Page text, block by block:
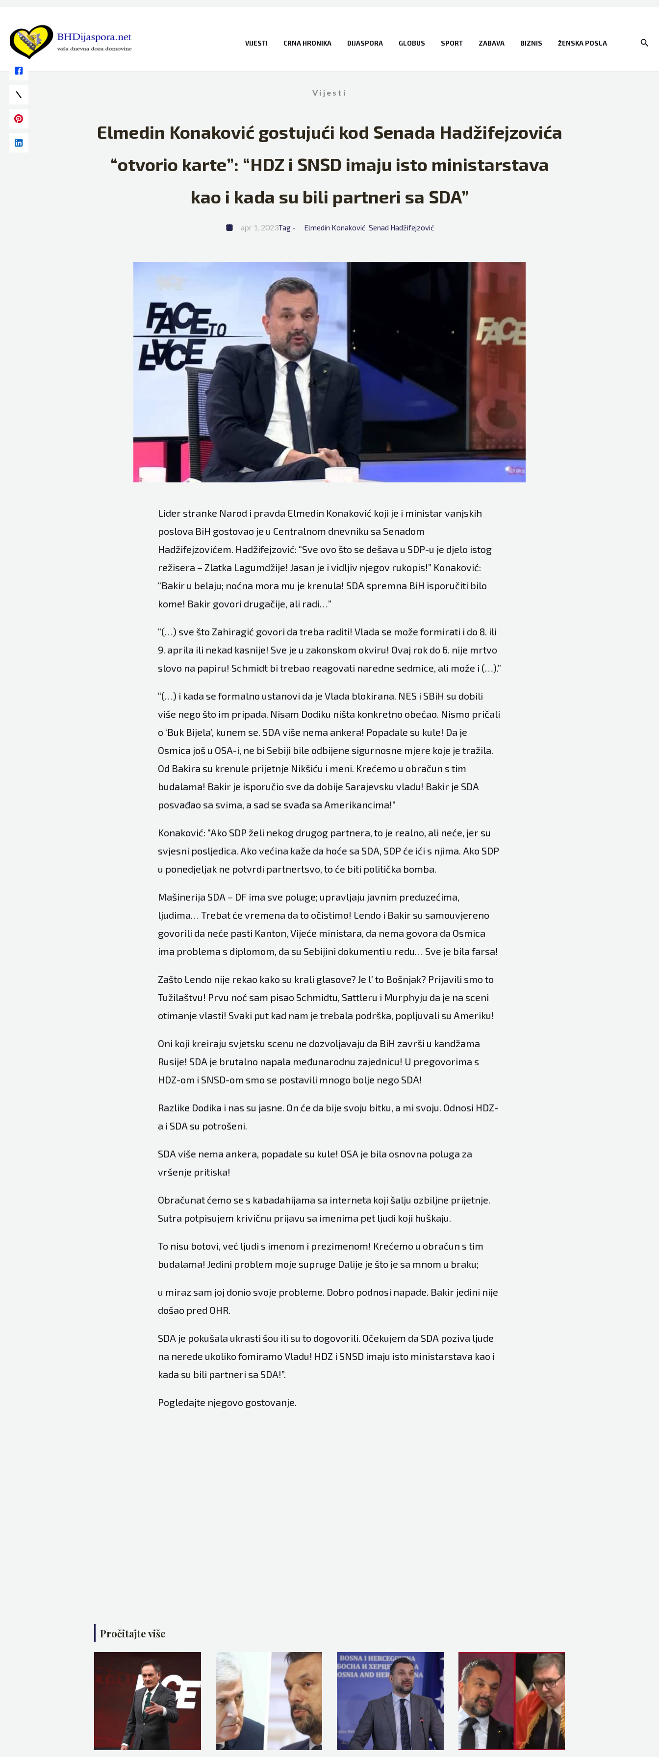
content
VIJESTI CRNA HRONIKA DIJASPORA GLOBUS SPORT ZABAVA BIZNIS ŽENSKA POSLA
Vijesti
Elmedin Konaković gostujući kod Senada Hadžifejzovića
“otvorio karte”: “HDZ i SNSD imaju isto ministarstava
kao i kada su bili partneri sa SDA”
apr 1, 2023Tag - Elmedin Konaković Senad Hadžifejzović
Lider stranke Narod i pravda Elmedin Konaković koji je i ministar vanjskih
poslova BiH gostovao je u Centralnom dnevniku sa Senadom
Hadžifejzovićem. Hadžifejzović: “Sve ovo što se dešava u SDP-u je djelo istog
režisera – Zlatka Lagumdžije! Jasan je i vidljiv njegov rukopis!” Konaković:
“Bakir u belaju; noćna mora mu je krenula! SDA spremna BiH isporučiti bilo
kome! Bakir govori drugačije, ali radi…”
“(…) sve što Zahiragić govori da treba raditi! Vlada se može formirati i do 8. ili
9. aprila ili nekad kasnije! Sve je u zakonskom okviru! Ovaj rok do 6. nije mrtvo
slovo na papiru! Schmidt bi trebao reagovati naredne sedmice, ali može i (…).”
“(…) i kada se formalno ustanovi da je Vlada blokirana. NES i SBiH su dobili
više nego što im pripada. Nisam Dodiku ništa konkretno obećao. Nismo pričali
o ‘Buk Bijela’, kunem se. SDA više nema ankera! Popadale su kule! Da je
Osmica još u OSA-i, ne bi Sebiji bile odbijene sigurnosne mjere koje je tražila.
Od Bakira su krenule prijetnje Nikšiću i meni. Krećemo u obračun s tim
budalama! Bakir je isporučio sve da dobije Sarajevsku vladu! Bakir je SDA
posvađao sa svima, a sad se svađa sa Amerikancima!”
Konaković: “Ako SDP želi nekog drugog partnera, to je realno, ali neće, jer su
svjesni posljedica. Ako većina kaže da hoće sa SDA, SDP će ići s njima. Ako SDP
u ponedjeljak ne potvrdi partnertsvo, to će biti politička bomba.
Mašinerija SDA – DF ima sve poluge; upravljaju javnim preduzećima,
ljudima… Trebat će vremena da to očistimo! Lendo i Bakir su samouvjereno
govorili da neće pasti Kanton, Vijeće ministara, da nema govora da Osmica
ima problema s diplomom, da su Sebijini dokumenti u redu… Sve je bila farsa!
Zašto Lendo nije rekao kako su krali glasove? Je l’ to Bošnjak? Prijavili smo to
Tužilaštvu! Prvu noć sam pisao Schmidtu, Sattleru i Murphyju da je na sceni
otimanje vlasti! Svaki put kad nam je trebala podrška, popljuvali su Ameriku!
Oni koji kreiraju svjetsku scenu ne dozvoljavaju da BiH završi u kandžama
Rusije! SDA je brutalno napala međunarodnu zajednicu! U pregovorima s
HDZ-om i SNSD-om smo se postavili mnogo bolje nego SDA!
Razlike Dodika i nas su jasne. On će da bije svoju bitku, a mi svoju. Odnosi HDZ-
a i SDA su potrošeni.
SDA više nema ankera, popadale su kule! OSA je bila osnovna poluga za
vršenje pritiska!
Obračunat ćemo se s kabadahijama sa interneta koji šalju ozbiljne prijetnje.
Sutra potpisujem krivičnu prijavu sa imenima pet ljudi koji huškaju.
To nisu botovi, već ljudi s imenom i prezimenom! Krećemo u obračun s tim
budalama! Jedini problem moje supruge Dalije je što je sa mnom u braku;
u miraz sam joj donio svoje probleme. Dobro podnosi napade. Bakir jedini nije
došao pred OHR.
SDA je pokušala ukrasti šou ili su to dogovorili. Očekujem da SDA poziva ljude
na nerede ukoliko fomiramo Vladu! HDZ i SNSD imaju isto ministarstava kao i
kada su bili partneri sa SDA!”.
Pogledajte njegovo gostovanje.
Pročitajte više